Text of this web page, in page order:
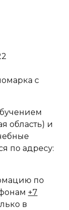
с
область) и
по адресу:
по
+7
в